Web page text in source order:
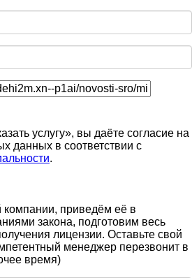
услугу», вы даёте согласие на
данных в соответствии с
.
приведём её в
закона, подготовим весь
лицензии. Оставьте свой
менеджер перезвонит в
время)